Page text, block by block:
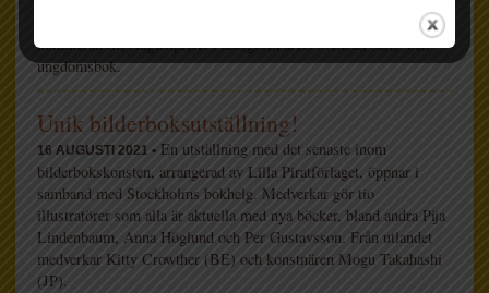
nominerad till Augustpriset i kategorin årets svenska barn- och
ungdomsbok.
Unik bilderboksutställning!
16 AUGUSTI 2021 • En utställning med det senaste inom
bilderbokskonsten, arrangerad av Lilla Piratförlaget, öppnar i
samband med Stockholms bokhelg. Medverkar gör tio
illustratörer som alla är aktuella med nya böcker, bland andra Pija
Lindenbaum, Anna Höglund och Per Gustavsson. Från utlandet
medverkar Kitty Crowther (BE) och konstnären Mogu Takahashi
(JP).